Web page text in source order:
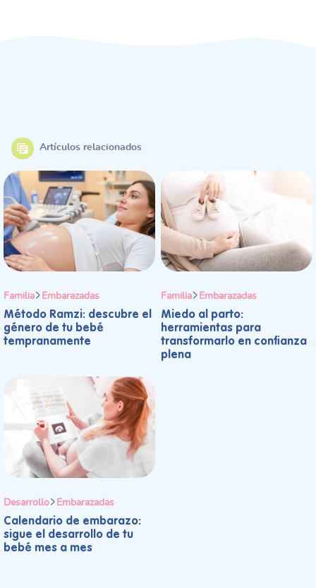
Artículos relacionados
Familia Embarazadas
Método Ramzi: descubre el
género de tu bebé
tempranamente
Familia Embarazadas
Miedo al parto:
herramientas para
transformarlo en confianza
plena
Desarrollo Embarazadas
Calendario de embarazo:
sigue el desarrollo de tu
bebé mes a mes